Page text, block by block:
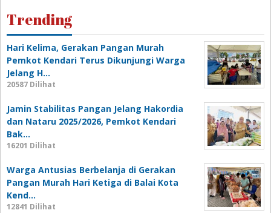
Trending
Hari Kelima, Gerakan Pangan Murah
Pemkot Kendari Terus Dikunjungi Warga
Jelang H…
20587 Dilihat
Jamin Stabilitas Pangan Jelang Hakordia
dan Nataru 2025/2026, Pemkot Kendari
Bak…
16201 Dilihat
Warga Antusias Berbelanja di Gerakan
Pangan Murah Hari Ketiga di Balai Kota
Kend…
12841 Dilihat